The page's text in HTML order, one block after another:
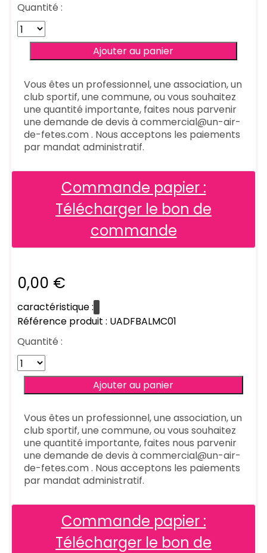
Quantité :
Vous êtes un professionnel, une association, un
club sportif, une commune, ou vous souhaitez
une quantité importante, faites nous parvenir
une demande de devis à commercial@un-air-
de-fetes.com . Nous acceptons les paiements
par mandat administratif.
Commande papier :
Télécharger le bon de
commande
0,00 €
caractéristique :
Référence produit : UADFBALMC01
Quantité :
Vous êtes un professionnel, une association, un
club sportif, une commune, ou vous souhaitez
une quantité importante, faites nous parvenir
une demande de devis à commercial@un-air-
de-fetes.com . Nous acceptons les paiements
par mandat administratif.
Commande papier :
Télécharger le bon de